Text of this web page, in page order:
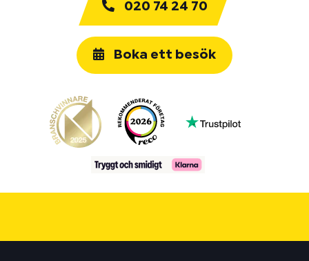
020 74 24 70
Boka ett besök